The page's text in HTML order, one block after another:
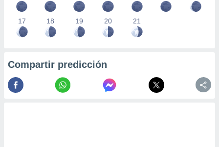
17 18 19 20 21
Compartir predicción